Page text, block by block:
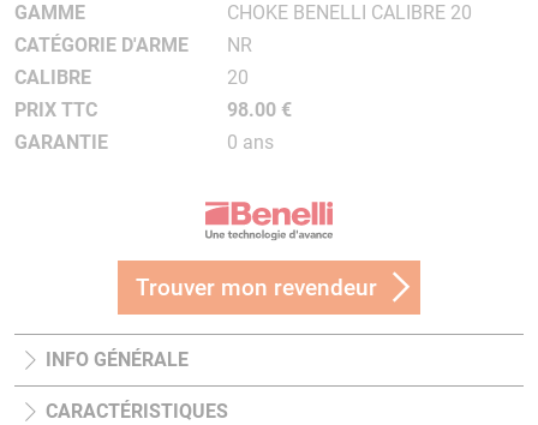
GAMME
CHOKE BENELLI CALIBRE 20
CATÉGORIE D'ARME
NR
CALIBRE
20
PRIX TTC
98.00 €
GARANTIE
0 ans
Trouver mon revendeur
INFO GÉNÉRALE
CARACTÉRISTIQUES